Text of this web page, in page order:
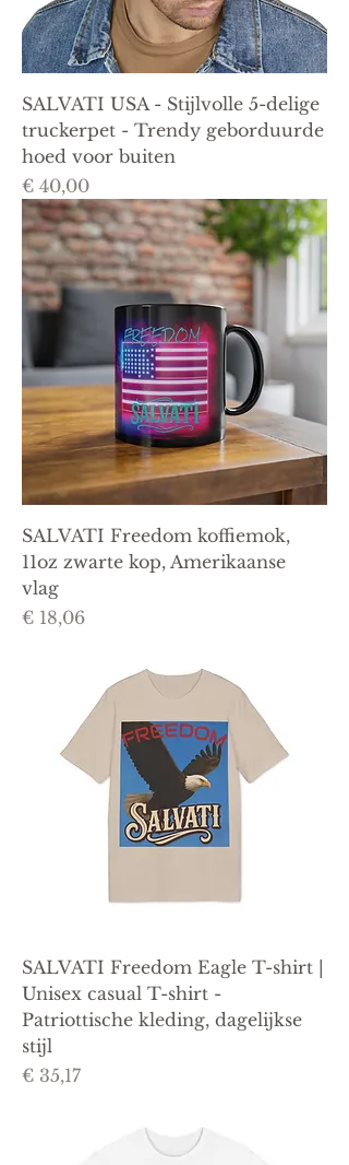
SALVATI USA - Stijlvolle 5-delige
truckerpet - Trendy geborduurde
hoed voor buiten
Prijs
€ 40,00
SALVATI Freedom koffiemok,
11oz zwarte kop, Amerikaanse
vlag
Prijs
€ 18,06
SALVATI Freedom Eagle T-shirt |
Unisex casual T-shirt -
Patriottische kleding, dagelijkse
stijl
Prijs
€ 35,17